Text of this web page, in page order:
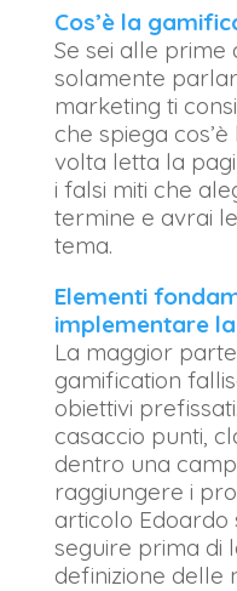
Cos’è la
Se sei alle prime
solamente
marketing ti
che spiega
volta letta la
i falsi miti che
termine e avrai
tema.
Elementi
implementare
La maggior
gamification
obiettivi
casaccio punti,
dentro una
raggiungere i
articolo Edoardo
seguire prima di
definizione delle